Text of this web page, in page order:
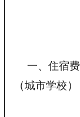
一、住宿费
（城市学校 ）